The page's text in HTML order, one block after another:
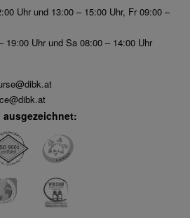
Uhr und 13:00 – 15:00 Uhr, Fr 09:00 –
19:00 Uhr und Sa 08:00 – 14:00 Uhr